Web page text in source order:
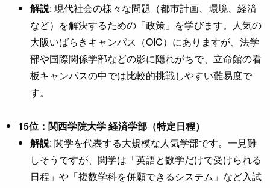
解説: 現代社会の様々な問題（都市計画、環境、経済
など）を解決するための「政策」を学びます。人気の
大阪いばらきキャンパス（OIC）にありますが、法学
部や国際関係学部などの影に隠れがちで、立命館の看
板キャンパスの中では比較的挑戦しやすい難易度で
す。
15位：関西学院大学 経済学部（特定日程）
解説: 関学を代表する大規模な人気学部です。一見難
しそうですが、関学は「英語と数学だけで受けられる
日程」や「複数学科を併願できるシステム」など入試